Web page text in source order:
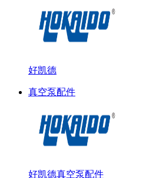
好凯德
真空泵配件
好凯德真空泵配件